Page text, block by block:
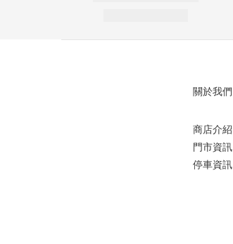
關於我們
商店介紹
門市資訊
停車資訊